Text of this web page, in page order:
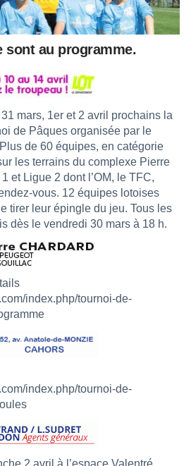
sont au programme.
mars, 1er et 2 avril prochains la
de Pâques organisée par le
de 60 équipes, en catégorie
les terrains du complexe Pierre
et Ligue 2 dont l’OM, le TFC,
vous. 12 équipes lotoises
tirer leur épingle du jeu. Tous les
dès le vendredi 30 mars à 18 h.
index.php/tournoi-de-
index.php/tournoi-de-
2 avril à l’espace Valentré,